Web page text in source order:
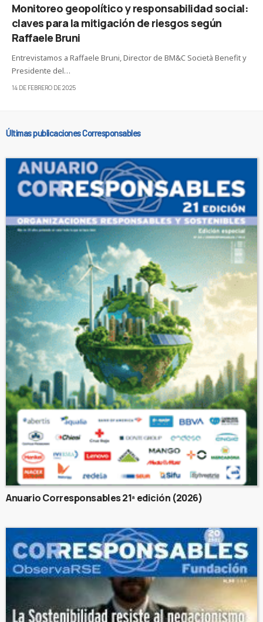
Monitoreo geopolítico y responsabilidad social:
claves para la mitigación de riesgos según
Raffaele Bruni
Entrevistamos a Raffaele Bruni, Director de BM&C Società Benefit y
Presidente del…
14 DE FEBRERO DE 2025
Últimas publicaciones Corresponsables
Anuario Corresponsables 21ª edición (2026)